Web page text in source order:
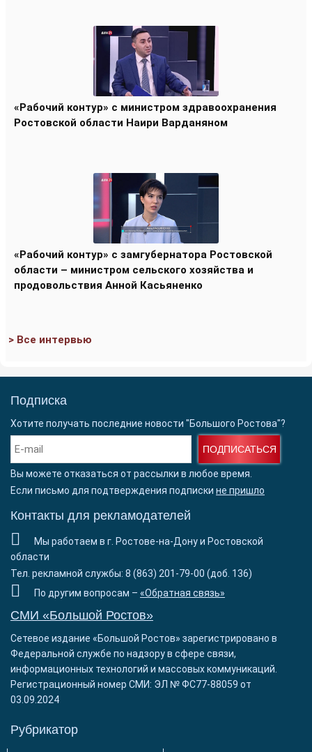
«Рабочий контур» с министром здравоохранения
Ростовской области Наири Варданяном
«Рабочий контур» с замгубернатора Ростовской
области – министром сельского хозяйства и
продовольствия Анной Касьяненко
> Все интервью
Подписка
Хотите получать последние новости "Большого Ростова"?
ПОДПИСАТЬСЯ
Вы можете отказаться от рассылки в любое время.
Если письмо для подтверждения подписки не пришло
Контакты для рекламодателей
Мы работаем в г. Ростове-на-Дону и Ростовской
области
Тел. рекламной службы: 8 (863) 201-79-00 (доб. 136)
По другим вопросам – «Обратная связь»
СМИ «Большой Ростов»
Сетевое издание «Большой Ростов» зарегистрировано в
Федеральной службе по надзору в сфере связи,
информационных технологий и массовых коммуникаций.
Регистрационный номер СМИ: ЭЛ № ФС77-88059 от
03.09.2024
Рубрикатор